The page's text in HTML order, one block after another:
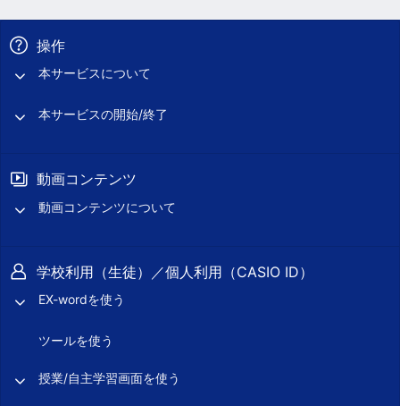
操作
本サービスについて
本サービスの開始/終了
動画コンテンツ
動画コンテンツについて
学校利用（生徒）／個人利用（CASIO ID）
EX-wordを使う
ツールを使う
授業/自主学習画面を使う